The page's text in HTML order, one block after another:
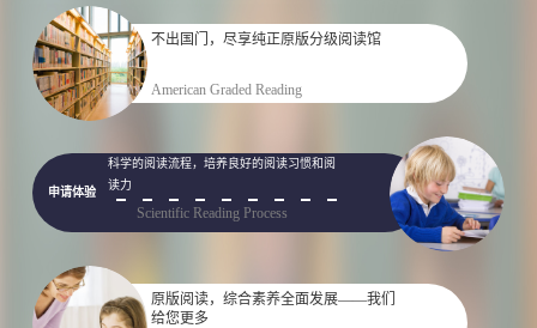
不出国门，尽享纯正原版分级阅读馆
American Graded Reading
科学的阅读流程，培养良好的阅读习惯和阅
读力
Scientific Reading Process
申请体验
原版阅读，综合素养全面发展——我们
给您更多